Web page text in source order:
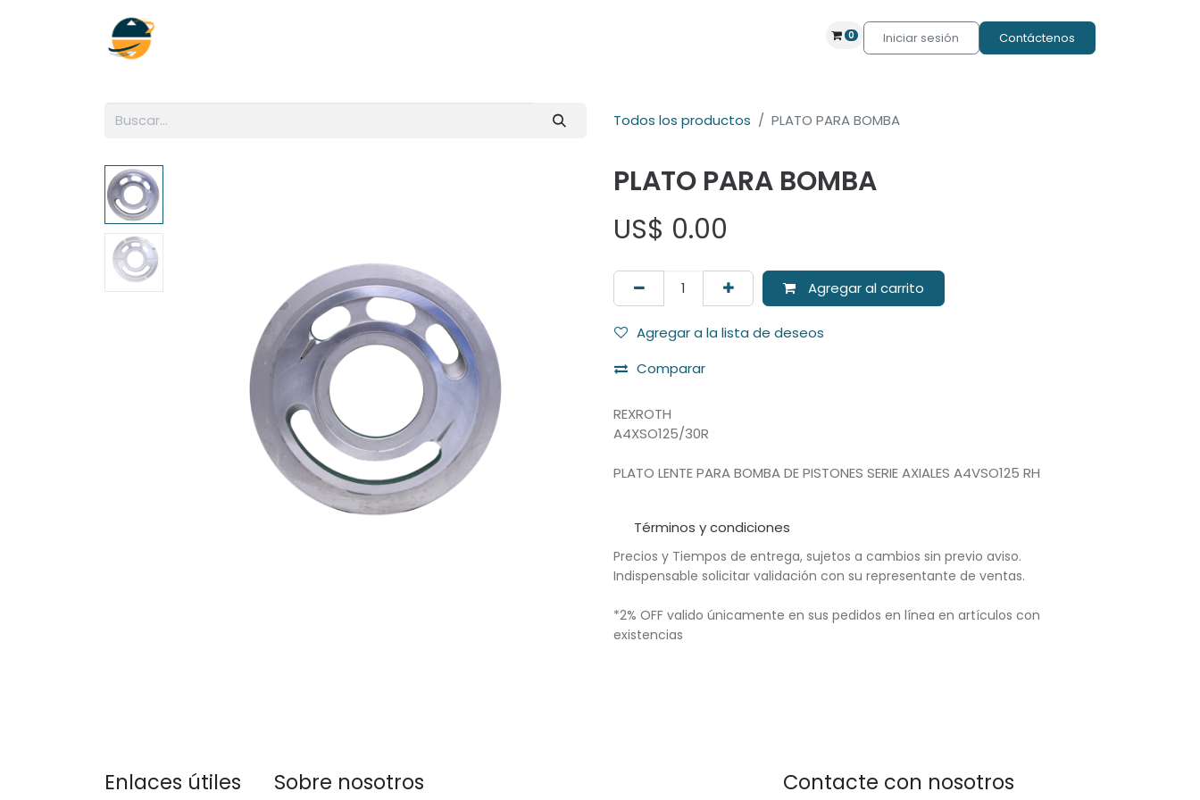
0 Iniciar sesión Contáctenos
Todos los productos PLATO PARA BOMBA
PLATO PARA BOMBA
US$ 0.00
Agregar al carrito
Agregar a la lista de deseos
Comparar
REXROTH
A4XSO125/30R
PLATO LENTE PARA BOMBA DE PISTONES SERIE AXIALES A4VSO125 RH
Términos y condiciones
Precios y Tiempos de entrega, sujetos a cambios sin previo aviso.
Indispensable solicitar validación con su representante de ventas.
*2% OFF valido únicamente en sus pedidos en línea en artículos con
existencias
Enlaces útiles Sobre nosotros Contacte con nosotros